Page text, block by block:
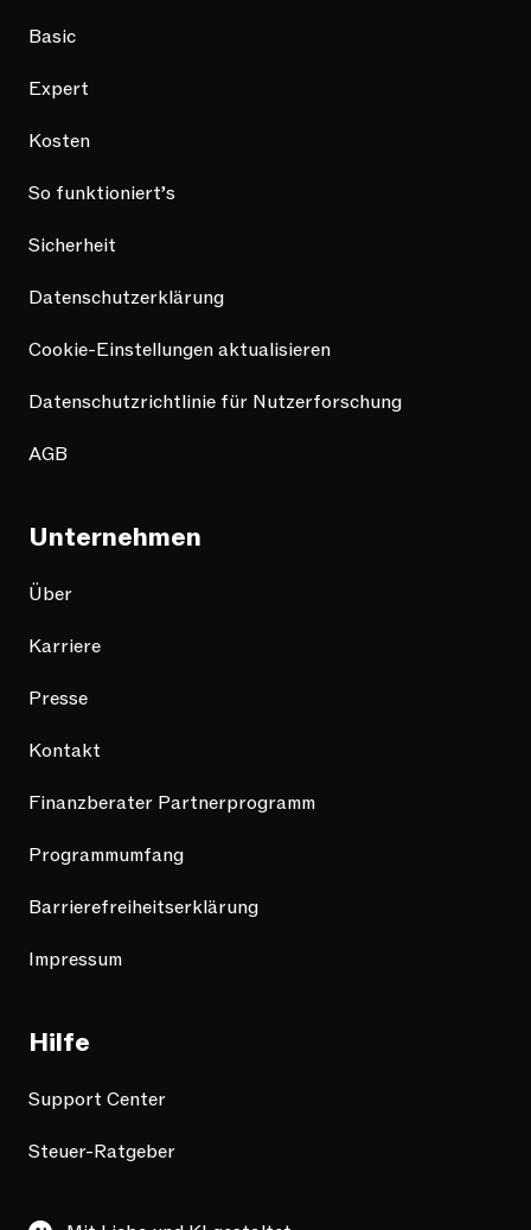
Basic
Expert
Kosten
So funktioniert’s
Sicherheit
Datenschutzerklärung
Cookie-Einstellungen aktualisieren
Datenschutzrichtlinie für Nutzerforschung
AGB
Unternehmen
Über
Karriere
Presse
Kontakt
Finanzberater Partnerprogramm
Programmumfang
Barrierefreiheitserklärung
Impressum
Hilfe
Support Center
Steuer-Ratgeber